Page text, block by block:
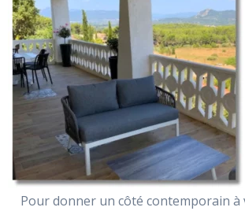
Pour donner un côté contemporain